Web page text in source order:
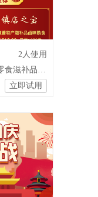
2人使用
活动促销干货特产零食滋补品大米装修模板
立即试用